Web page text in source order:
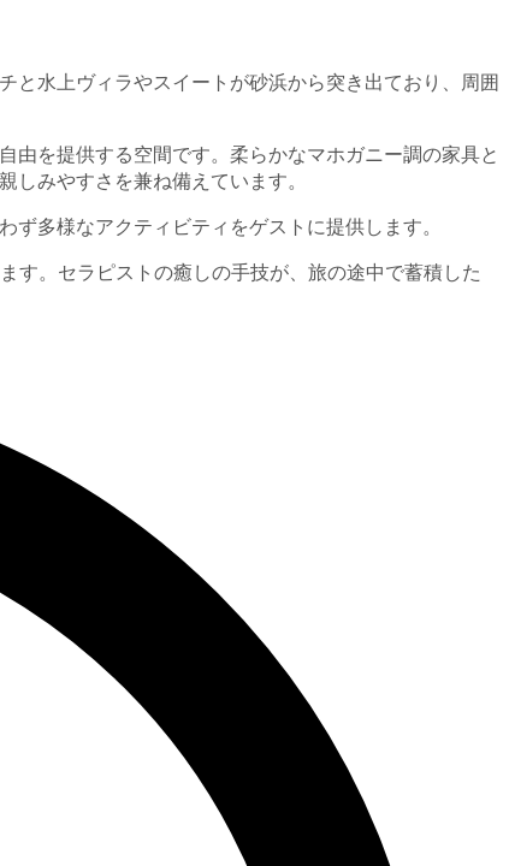
と水上ヴィラやスイートが砂浜から突き出ており、周囲
由を提供する空間です。柔らかなマホガニー調の家具と
みやすさを兼ね備えています。
多様なアクティビティをゲストに提供します。
す。セラピストの癒しの手技が、旅の途中で蓄積した